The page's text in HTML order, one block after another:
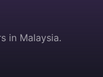
in Malaysia.